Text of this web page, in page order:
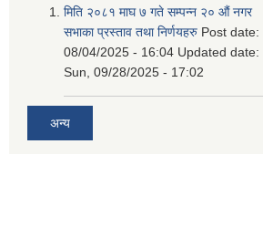
मिति २०८१ माघ ७ गते सम्पन्न २० औं नगर
सभाका प्रस्ताव तथा निर्णयहरु Post date:
08/04/2025 - 16:04 Updated date:
Sun, 09/28/2025 - 17:02
अन्य